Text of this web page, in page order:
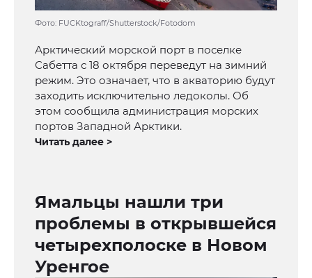
Фото: FUCKtograff/Shutterstock/Fotodom
Арктический морской порт в поселке
Сабетта с 18 октября переведут на зимний
режим. Это означает, что в акваторию будут
заходить исключительно ледоколы. Об
этом сообщила администрация морских
портов Западной Арктики.
Читать далее >
Ямальцы нашли три
проблемы в открывшейся
четырехполоске в Новом
Уренгое